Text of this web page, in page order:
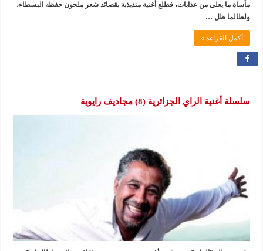
مأساة ما يعلى من عذابات، فطلع أغنية متذبذبة بقصائد شعر ملحون حفظه البسطاء،
ولطالما ظل …
أكمل القراءة »
سلسلة أغنية الراي الجزائرية (8) مجاديف رايوية